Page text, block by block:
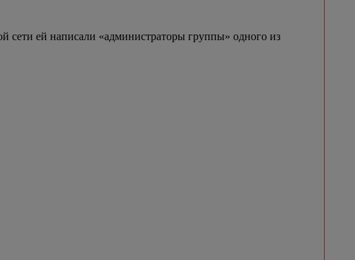
сети ей написали «администраторы группы» одного из